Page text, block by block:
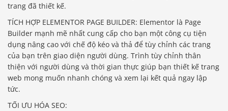
trang đã thiết kế.
TÍCH HỢP ELEMENTOR PAGE BUILDER: Elementor là Page
Builder mạnh mẽ nhất cung cấp cho bạn một công cụ tiện
dụng nâng cao với chế độ kéo và thả để tùy chỉnh các trang
của bạn trên giao diện người dùng. Trình tùy chỉnh thân
thiện với người dùng và thời gian thực giúp bạn thiết kế trang
web mong muốn nhanh chóng và xem lại kết quả ngay lập
tức.
TỐI ƯU HÓA SEO: